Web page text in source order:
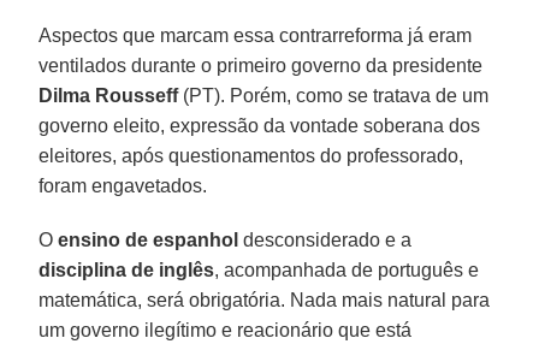
Aspectos que marcam essa contrarreforma já eram
ventilados durante o primeiro governo da presidente
Dilma Rousseff(PT). Porém, como se tratava de um
governo eleito, expressão da vontade soberana dos
eleitores, após questionamentos do professorado,
foram engavetados.
Oensino de espanhol desconsiderado e a
disciplina de inglês, acompanhada de português e
matemática, será obrigatória. Nada mais natural para
um governo ilegítimo e reacionário que está